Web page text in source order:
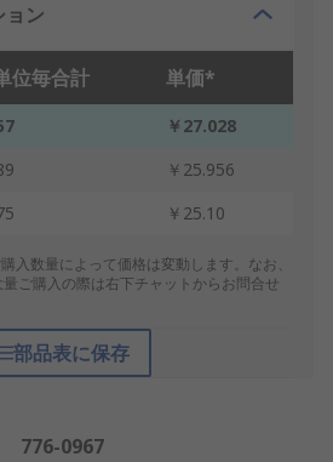
ョン
位毎合計 単価*
￥27.028
￥25.956
￥25.10
入数量によって価格は変動します。なお、
ご購入の際は右下チャットからお問合せ
部品表に保存
776-0967